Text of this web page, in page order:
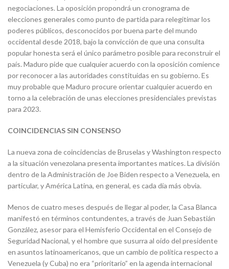
negociaciones. La oposición propondrá un cronograma de
elecciones generales como punto de partida para relegitimar los
poderes públicos, desconocidos por buena parte del mundo
occidental desde 2018, bajo la convicción de que una consulta
popular honesta será el único parámetro posible para reconstruir el
país. Maduro pide que cualquier acuerdo con la oposición comience
por reconocer a las autoridades constituidas en su gobierno. Es
muy probable que Maduro procure orientar cualquier acuerdo en
torno a la celebración de unas elecciones presidenciales previstas
para 2023.
COINCIDENCIAS SIN CONSENSO
La nueva zona de coincidencias de Bruselas y Washington respecto
a la situación venezolana presenta importantes matices. La división
dentro de la Administración de Joe Biden respecto a Venezuela, en
particular, y América Latina, en general, es cada día más obvia.
Menos de cuatro meses después de llegar al poder, la Casa Blanca
manifestó en términos contundentes, a través de Juan Sebastián
González, asesor para el Hemisferio Occidental en el Consejo de
Seguridad Nacional, y el hombre que susurra al oído del presidente
en asuntos latinoamericanos, que un cambio de política respecto a
Venezuela (y Cuba) no era “prioritario” en la agenda internacional